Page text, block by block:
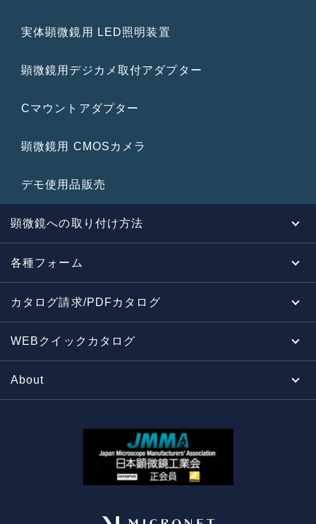
実体顕微鏡用 LED照明装置
顕微鏡用デジカメ取付アダプター
Cマウントアダプター
顕微鏡用 CMOSカメラ
デモ使用品販売
顕微鏡への取り付け方法
各種フォーム
カタログ請求/PDFカタログ
WEBクイックカタログ
About